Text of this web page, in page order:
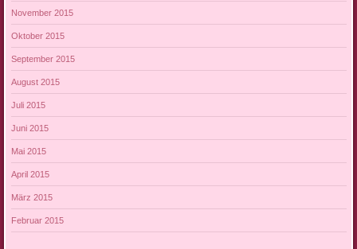
November 2015
Oktober 2015
September 2015
August 2015
Juli 2015
Juni 2015
Mai 2015
April 2015
März 2015
Februar 2015